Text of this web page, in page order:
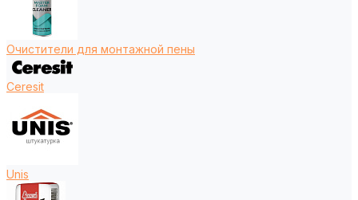
Очистители для монтажной пены
Ceresit
Unis